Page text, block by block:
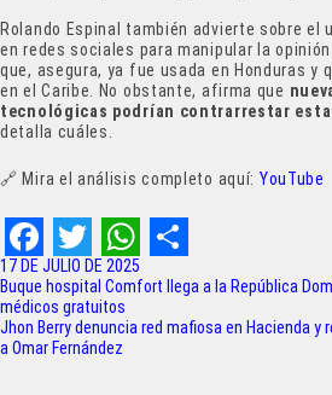
Rolando Espinal también advierte sobre el
en redes sociales para manipular la
que, asegura, ya fue usada en Honduras y
en el Caribe. No obstante, afirma que
tecnológicas podrían contrarrestar
detalla cuáles.
🔗 Mira el análisis completo aquí: YouTube
F
a
c
T
w
i
W
h
a
S
h
17 DE JULIO DE 2025
Navegación
de
entradas
Buque hospital Comfort llega a la República
médicos gratuitos
Jhon Berry denuncia red mafiosa en Hacienda
a Omar Fernández